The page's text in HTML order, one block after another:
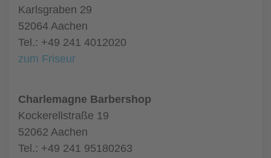
Karlsgraben 29
52064 Aachen
Tel.: +49 241 4012020
zum Friseur
Charlemagne Barbershop
Kockerellstraße 19
52062 Aachen
Tel.: +49 241 95180263